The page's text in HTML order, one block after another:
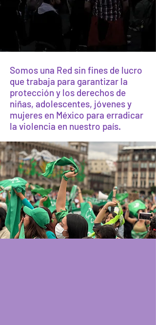
Somos una Red sin fines de lucro
que trabaja para garantizar la
protección y los derechos de
niñas, adolescentes, jóvenes y
mujeres en México para erradicar
la violencia en nuestro país.